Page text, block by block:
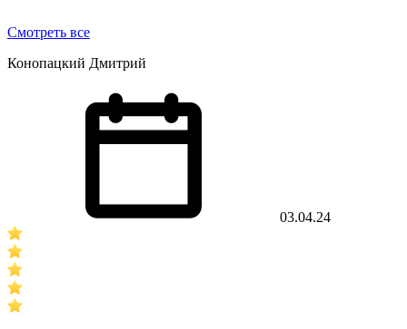
Смотреть все
Конопацкий Дмитрий
03.04.24